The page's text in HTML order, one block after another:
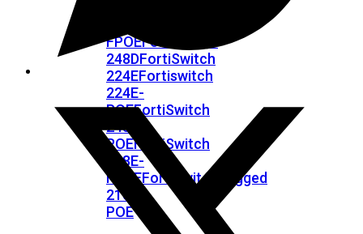
FPOEFortiSwitch
248DFortiSwitch
224EFortiswitch
224E-
POEFortiSwitch
248E-
POEFortiSwitch
248E-
FPOEFortiSwitchRugged
216F-
POE